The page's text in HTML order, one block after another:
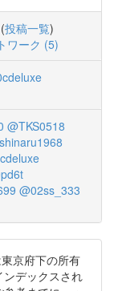
(投稿一覧)
ワーク (5)
@TKS0518
@02ss_333
京府下の所有
デックスされ